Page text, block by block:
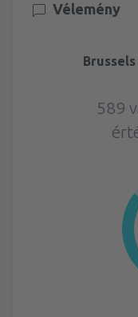
Vélemény
589